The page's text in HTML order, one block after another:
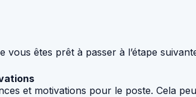
êtes prêt à passer à l’étape
et motivations pour le poste. Cela